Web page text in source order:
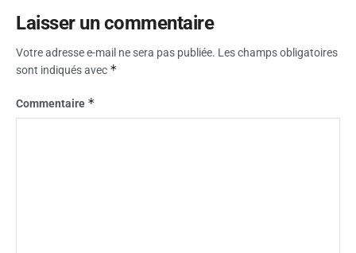
Laisser un commentaire
Votre adresse e-mail ne sera pas publiée. Les champs obligatoires
sont indiqués avec *
Commentaire *